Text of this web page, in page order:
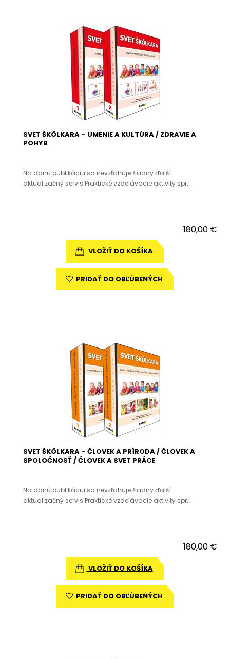
SVET ŠKÔLKARA – UMENIE A KULTÚRA / ZDRAVIE A
POHYB
Na danú publikáciu sa nevzťahuje žiadny ďalší
aktualizačný servis.Praktické vzdelávacie aktivity spr..
180,00 €
VLOŽIŤ DO KOŠÍKA
PRIDAŤ DO OBĽÚBENÝCH
SVET ŠKÔLKARA – ČLOVEK A PRÍRODA / ČLOVEK A
SPOLOČNOSŤ / ČLOVEK A SVET PRÁCE
Na danú publikáciu sa nevzťahuje žiadny ďalší
aktualizačný servis.Praktické vzdelávacie aktivity spr..
180,00 €
VLOŽIŤ DO KOŠÍKA
PRIDAŤ DO OBĽÚBENÝCH